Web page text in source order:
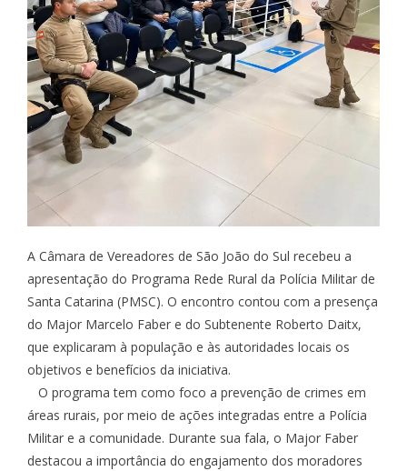
A Câmara de Vereadores de São João do Sul recebeu a
apresentação do Programa Rede Rural da Polícia Militar de
Santa Catarina (PMSC). O encontro contou com a presença
do Major Marcelo Faber e do Subtenente Roberto Daitx,
que explicaram à população e às autoridades locais os
objetivos e benefícios da iniciativa.
O programa tem como foco a prevenção de crimes em
áreas rurais, por meio de ações integradas entre a Polícia
Militar e a comunidade. Durante sua fala, o Major Faber
destacou a importância do engajamento dos moradores